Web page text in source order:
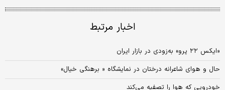
اخبار مرتبط
«ایکس ۲۲ پرو» به‌زودی در بازار ایران
حال و هوای شاعرانه د‌رختان د‌ر نمایشگاه « برهنگی خیال»
خودرویی که هوا را تصفیه می‌کند